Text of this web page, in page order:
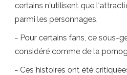
certains n'utilisent que
parmi les personnages.
- Pour certains fans, ce sous-
considéré comme de la
- Ces histoires ont été